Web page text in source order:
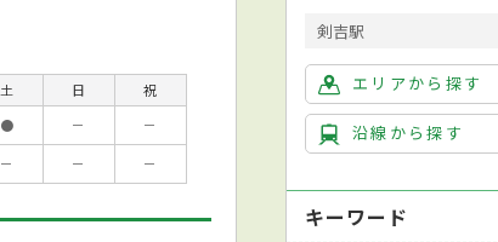
土 日
祝
● －
－
－ － －
剣吉駅
エリアから探す
沿線から探す
キーワード